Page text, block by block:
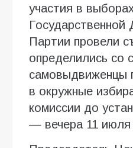
участия в
Партии провели
определились со
самовыдвиженцы
в окружные
комиссии до
— вечера 11 июля